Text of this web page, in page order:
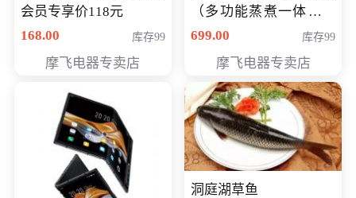
会员专享价118元
168.00
库存99
摩飞电器专卖店
（多功能蒸煮一体锅）
（智能升降养生锅） 会
699.00 库存99
摩飞电器专卖店
洞庭湖草鱼